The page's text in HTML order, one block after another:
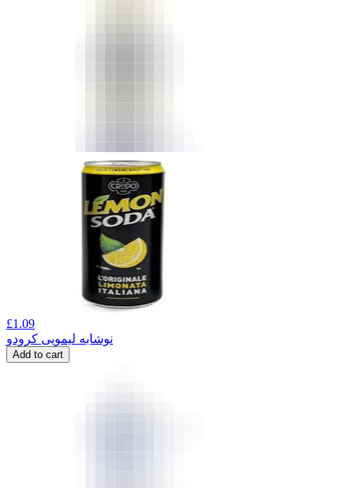
£1.09
نوشابه لیمویی کرودو
Add to cart